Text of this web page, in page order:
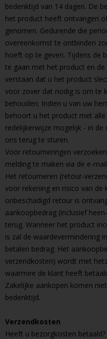
bedenktijd van 14 dagen. De
het product heeft ontvangen
genomen. Gedurende die
overeenkomst te ontbinden
hoeft op te geven. Tijdens de
te gaan met het product en
verstaan dat u het product
voor zover dat nodig is om te
behouden. Indien u van uw
behoort u het product met
redelijkerwijze mogelijk - in
ons terug te sturen.
Voor retourneringen
melding te maken via de e-
Het retourneren (retour-
voor rekening en risico van
onbeschadigd retour is
aankoopbedrag (inclusief
terug. Wanneer het product
is zal de waardevermindering
betalen bedrag. Het
verzendkosten) wordt met
waarmee de klant heeft
Zakelijke aankopen komen
bedenktijd.
Verzendkosten
Heeft u bezorgkosten